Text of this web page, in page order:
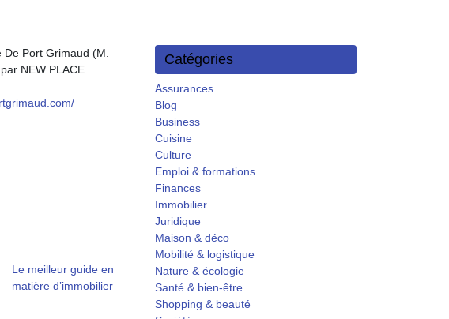
Port Grimaud (M.
NEW PLACE
Le meilleur guide en
matière d’immobilier
Catégories
Assurances
Blog
Business
Cuisine
Culture
Emploi & formations
Finances
Immobilier
Juridique
Maison & déco
Mobilité & logistique
Nature & écologie
Santé & bien-être
Shopping & beauté